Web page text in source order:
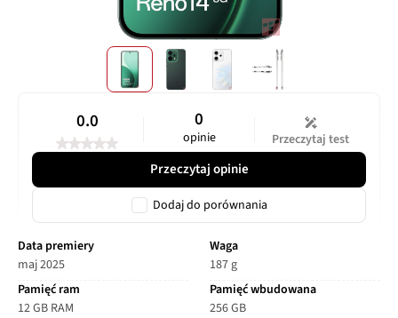
0.0 0
opinie Przeczytaj test
Przeczytaj opinie
Dodaj do porównania
Data premiery
maj 2025
Pamięć ram
12 GB RAM
Waga
187 g
Pamięć wbudowana
256 GB